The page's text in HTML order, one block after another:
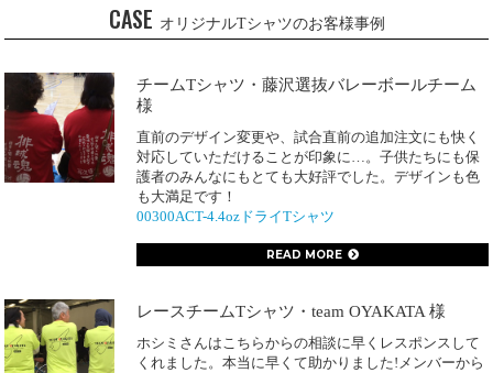
CASE オリジナルTシャツのお客様事例
チームTシャツ・藤沢選抜バレーボールチーム
様
直前のデザイン変更や、試合直前の追加注文にも快く
対応していただけることが印象に…。子供たちにも保
護者のみんなにもとても大好評でした。デザインも色
も大満足です！
00300ACT-4.4ozドライTシャツ
READ MORE
レースチームTシャツ・team OYAKATA 様
ホシミさんはこちらからの相談に早くレスポンスして
くれました。本当に早くて助かりました!メンバーから